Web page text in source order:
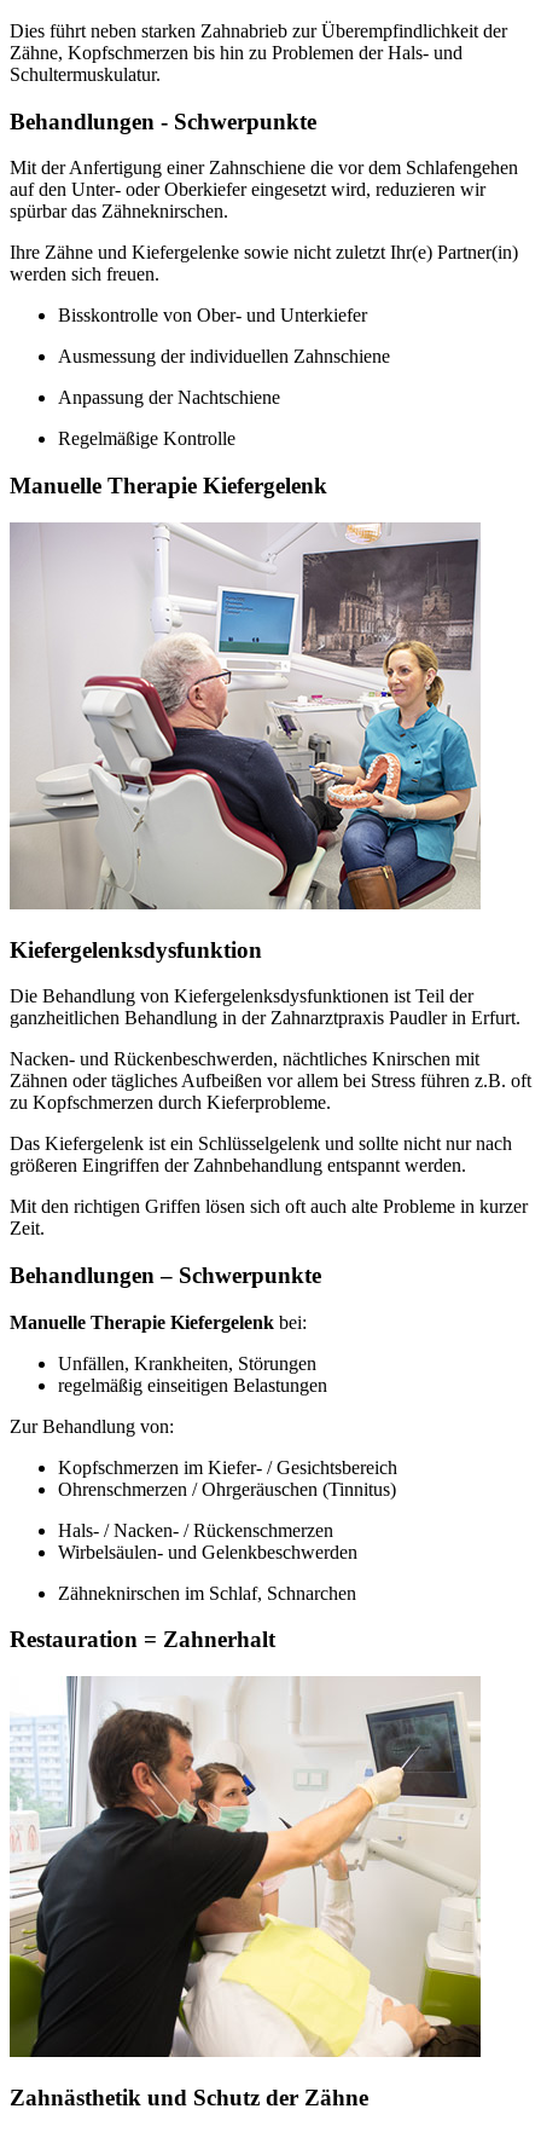
Dies führt neben starken Zahnabrieb zur Überempfindlichkeit der
Zähne, Kopfschmerzen bis hin zu Problemen der Hals- und
Schultermuskulatur.
Behandlungen - Schwerpunkte
Mit der Anfertigung einer Zahnschiene die vor dem Schlafengehen
auf den Unter- oder Oberkiefer eingesetzt wird, reduzieren wir
spürbar das Zähneknirschen.
Ihre Zähne und Kiefergelenke sowie nicht zuletzt Ihr(e) Partner(in)
werden sich freuen.
Bisskontrolle von Ober- und Unterkiefer
Ausmessung der individuellen Zahnschiene
Anpassung der Nachtschiene
Regelmäßige Kontrolle
Manuelle Therapie Kiefergelenk
Kiefergelenksdysfunktion
Die Behandlung von Kiefergelenksdysfunktionen ist Teil der
ganzheitlichen Behandlung in der Zahnarztpraxis Paudler in Erfurt.
Nacken- und Rückenbeschwerden, nächtliches Knirschen mit
Zähnen oder tägliches Aufbeißen vor allem bei Stress führen z.B. oft
zu Kopfschmerzen durch Kieferprobleme.
Das Kiefergelenk ist ein Schlüsselgelenk und sollte nicht nur nach
größeren Eingriffen der Zahnbehandlung entspannt werden.
Mit den richtigen Griffen lösen sich oft auch alte Probleme in kurzer
Zeit.
Behandlungen – Schwerpunkte
Manuelle Therapie Kiefergelenk bei:
Unfällen, Krankheiten, Störungen
regelmäßig einseitigen Belastungen
Zur Behandlung von:
Kopfschmerzen im Kiefer- / Gesichtsbereich
Ohrenschmerzen / Ohrgeräuschen (Tinnitus)
Hals- / Nacken- / Rückenschmerzen
Wirbelsäulen- und Gelenkbeschwerden
Zähneknirschen im Schlaf, Schnarchen
Restauration = Zahnerhalt
Zahnästhetik und Schutz der Zähne